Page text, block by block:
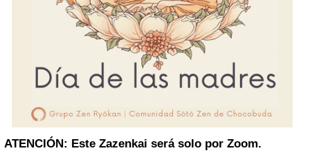
ATENCIÓN: Este Zazenkai será solo por Zoom.